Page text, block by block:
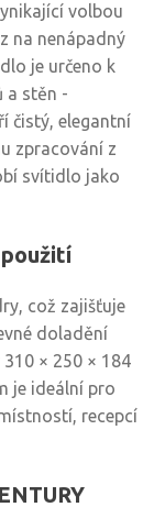
volbou
na nenápadný
je určeno k
a stěn -
čistý, elegantní
zpracování z
svítidlo jako
což zajišťuje
doladění
× 250 × 184
je ideální pro
recepcí